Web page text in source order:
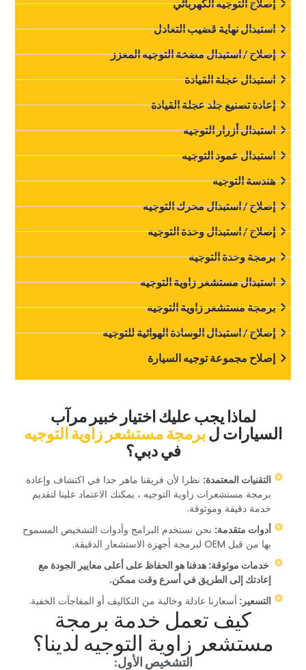
‏إصلاح التوجيه الكهربائي‏
‏استبدال نهاية قضيب التعادل‏
‏إصلاح / استبدال مضخة التوجيه المعزز‏
‏استبدال عجلة القيادة‏
‏إعادة تصنيع جلد عجلة القيادة‏
‏استبدال أزرار التوجيه‏
‏استبدال عمود التوجيه‏
‏هندسة التوجيه‏
‏إصلاح / استبدال محرك التوجيه‏
‏إصلاح / استبدال وحدة التوجيه‏
‏برمجة وحدة التوجيه‏
‏استبدال مستشعر زاوية التوجيه‏
‏برمجة مستشعر زاوية التوجيه‏
‏إصلاح / استبدال الوسادة الهوائية للتوجيه‏
‏إصلاح مجموعة توجيه السيارة‏
‏لماذا يجب عليك اختيار خبير مرآب
السيارات ل‏‏برمجة مستشعر زاوية التوجيه‏
‏في دبي؟‏
‏التقنيات المعتمدة:‏ ‏ نظرا لأن فريقنا ماهر جدا في اكتشاف وإعادة
برمجة مستشعرات زاوية التوجيه ، يمكنك الاعتماد علينا لتقديم
خدمة دقيقة وموثوقة.‏
‏أدوات متقدمة:‏ ‏ نحن نستخدم البرامج وأدوات التشخيص المسموح
بها من قبل OEM لبرمجة أجهزة الاستشعار الدقيقة.‏
‏ ‏‏خدمات موثوقة:‏ ‏ هدفنا هو الحفاظ على أعلى معايير الجودة مع
إعادتك إلى الطريق في أسرع وقت ممكن.‏
‏التسعير: ‏ ‏أسعارنا عادلة وخالية من التكاليف أو المفاجآت الخفية.‏
‏كيف تعمل خدمة برمجة
مستشعر زاوية التوجيه لدينا؟‏
‏التشخيص الأول:‏